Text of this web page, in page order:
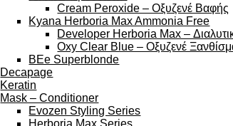
Cream Peroxide – Οξυζενέ Βαφής
Kyana Herboria Max Ammonia Free
Developer Herboria Max –
Oxy Clear Blue – Οξυζενέ
BEe Superblonde
Decapage
Keratin
Mask – Conditioner
Evozen Styling Series